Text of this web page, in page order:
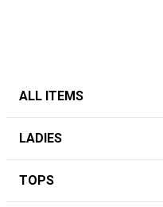
ALL ITEMS
LADIES
TOPS